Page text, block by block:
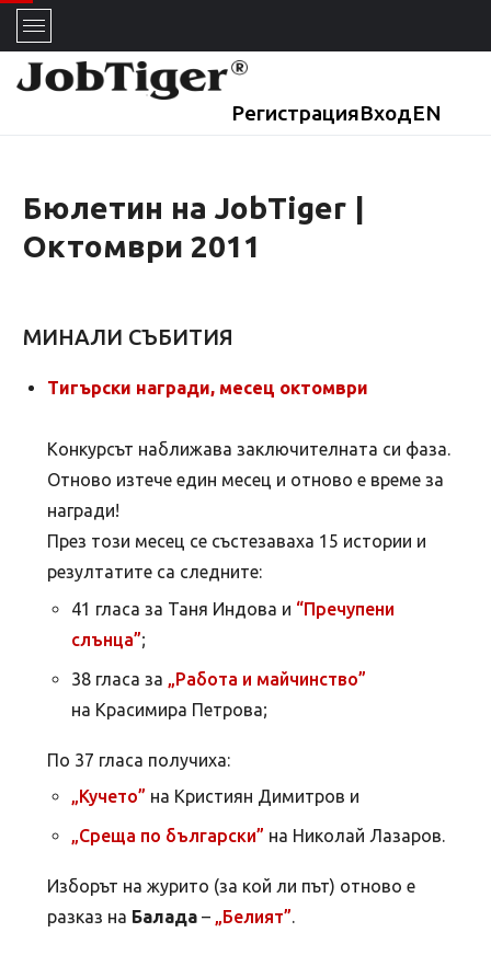
РегистрацияВходEN
Бюлетин на JobTiger |
Октомври 2011
МИНАЛИ СЪБИТИЯ
Тигърски награди, месец октомври
Конкурсът наближава заключителната си фаза.
Отново изтече един месец и отново е време за
награди!
През този месец се състезаваха 15 истории и
резултатите са следните:
41 гласа за Таня Индова и “Пречупени
слънца”;
38 гласа за
„Работа и майчинство”
на Красимира Петрова;
По 37 гласа получиха:
„Кучето” на Кристиян Димитров и
„Среща по български” на Николай Лазаров.
Изборът на журито (за кой ли път) отново е
разказ на Балада – „Белият”.